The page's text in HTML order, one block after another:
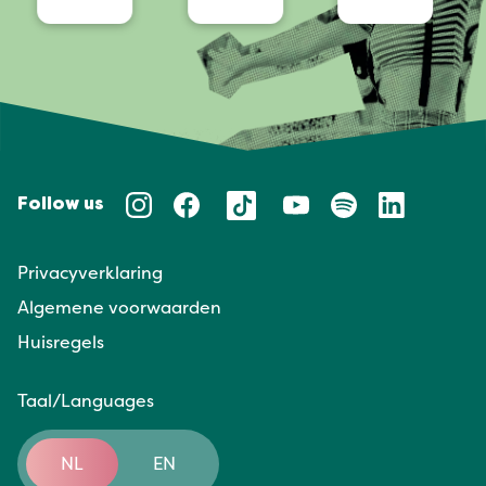
Follow us
Privacyverklaring
Algemene voorwaarden
Huisregels
Taal/Languages
NL EN